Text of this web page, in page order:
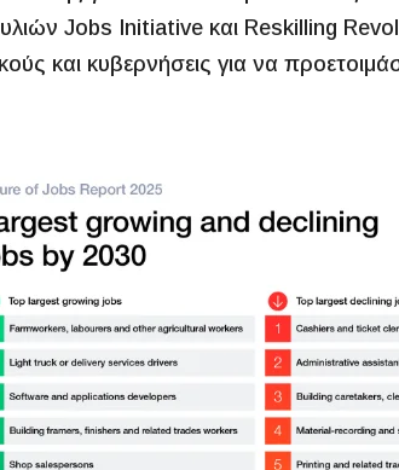
Jobs Initiative και Reskilling
και κυβερνήσεις για να